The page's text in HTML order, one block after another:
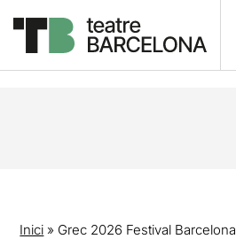
Inici » Grec 2026 Festival Barcelona